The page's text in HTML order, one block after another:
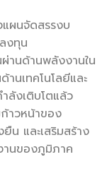
ผนจัดสรรงบ
งทุน
านด้านพลังงานใน
นเทคโนโลยีและ
ลังเติบโตแล้ว
าวหน้าของ
น และเสริมสร้าง
านของภูมิภาค